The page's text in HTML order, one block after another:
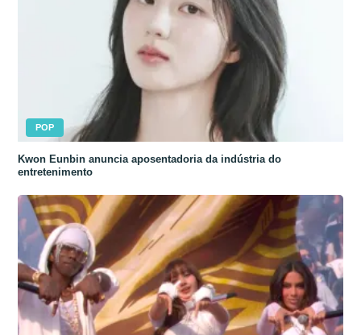
POP
Kwon Eunbin anuncia aposentadoria da indústria do
entretenimento